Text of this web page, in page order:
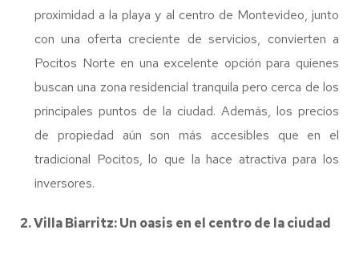
proximidad a la playa y al centro de Montevideo, junto
con una oferta creciente de servicios, convierten a
Pocitos Norte en una excelente opción para quienes
buscan una zona residencial tranquila pero cerca de los
principales puntos de la ciudad. Además, los precios
de propiedad aún son más accesibles que en el
tradicional Pocitos, lo que la hace atractiva para los
inversores.
2. Villa Biarritz: Un oasis en el centro de la ciudad